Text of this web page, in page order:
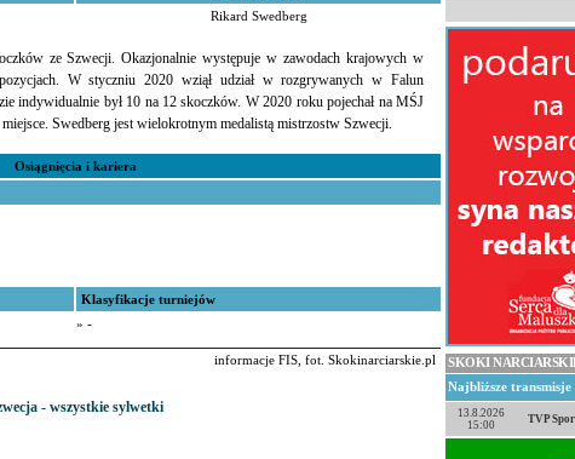
Rikard Swedberg
ze Szwecji. Okazjonalnie występuje w zawodach krajowych w
W styczniu 2020 wziął udział w rozgrywanych w Falun
indywidualnie był 10 na 12 skoczków. W 2020 roku pojechał na MŚJ
Swedberg jest wielokrotnym medalistą mistrzostw Szwecji.
Osiągnięcia i kariera
Klasyfikacje turniejów
» -
informacje FIS, fot. Skokinarciarskie.pl
- wszystkie sylwetki
SKOKI
Najbliższe
13.8.2026
15:00
TVP